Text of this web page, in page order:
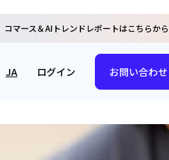
コマース＆AIトレンドレポートはこちらから
JA ログイン お問い合わせ